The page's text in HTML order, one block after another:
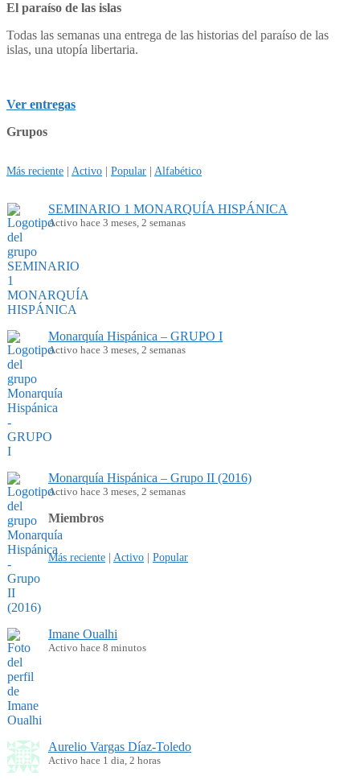
El paraíso de las islas
Todas las semanas una entrega de las historias del paraíso de las
islas, una utopía libertaria.
Ver entregas
Grupos
Más reciente | Activo | Popular | Alfabético
SEMINARIO 1 MONARQUÍA HISPÁNICA
Activo hace 3 meses, 2 semanas
Monarquía Hispánica – GRUPO I
Activo hace 3 meses, 2 semanas
Monarquía Hispánica – Grupo II (2016)
Activo hace 3 meses, 2 semanas
Miembros
Más reciente | Activo | Popular
Imane Oualhi
Activo hace 8 minutos
Aurelio Vargas Díaz-Toledo
Activo hace 1 dia, 2 horas